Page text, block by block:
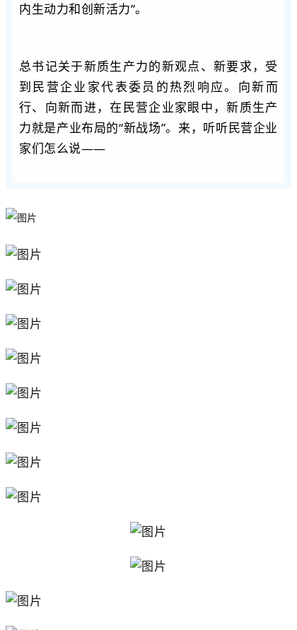
内生动力和创新活力”。
总书记关于新质生产力的新观点、新要求，受
到民营企业家代表委员的热烈响应。向新而
行、向新而进，在民营企业家眼中，新质生产
力就是产业布局的“新战场”。来，听听民营企业
家们怎么说——